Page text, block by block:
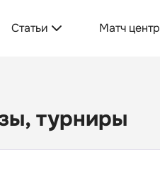
Статьи Матч центр
турниры